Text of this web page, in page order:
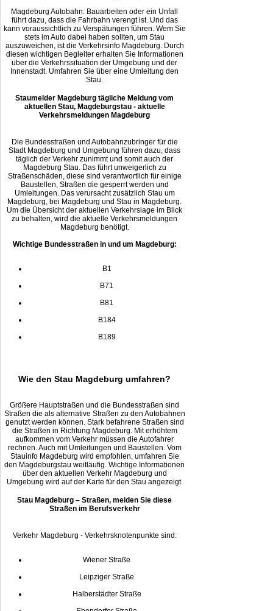
Magdeburg Autobahn: Bauarbeiten oder ein Unfall
führt dazu, dass die Fahrbahn verengt ist. Und das
kann voraussichtlich zu Verspätungen führen. Wem Sie
stets im Auto dabei haben sollten, um Stau
auszuweichen, ist die Verkehrsinfo Magdeburg. Durch
diesen wichtigen Begleiter erhalten Sie Informationen
über die Verkehrssituation der Umgebung und der
Innenstadt. Umfahren Sie über eine Umleitung den
Stau.
Staumelder Magdeburg tägliche Meldung vom
aktuellen Stau, Magdeburgstau - aktuelle
Verkehrsmeldungen Magdeburg
Die Bundesstraßen und Autobahnzubringer für die
Stadt Magdeburg und Umgebung führen dazu, dass
täglich der Verkehr zunimmt und somit auch der
Magdeburg Stau. Das führt unweigerlich zu
Straßenschäden, diese sind verantwortlich für einige
Baustellen, Straßen die gesperrt werden und
Umleitungen. Das verursacht zusätzlich Stau um
Magdeburg, bei Magdeburg und Stau in Magdeburg.
Um die Übersicht der aktuellen Verkehrslage im Blick
zu behalten, wird die aktuelle Verkehrsmeldungen
Magdeburg benötigt.
Wichtige Bundesstraßen in und um Magdeburg:
B1
B71
B81
B184
B189
Wie den Stau Magdeburg umfahren?
Größere Hauptstraßen und die Bundesstraßen sind
Straßen die als alternative Straßen zu den Autobahnen
genutzt werden können. Stark befahrene Straßen sind
die Straßen in Richtung Magdeburg. Mit erhöhtem
aufkommen vom Verkehr müssen die Autofahrer
rechnen. Auch mit Umleitungen und Baustellen. Vom
Stauinfo Magdeburg wird empfohlen, umfahren Sie
den Magdeburgstau weitläufig. Wichtige Informationen
über den aktuellen Verkehr Magdeburg und
Umgebung wird auf der Karte für den Stau angezeigt.
Stau Magdeburg – Straßen, meiden Sie diese
Straßen im Berufsverkehr
Verkehr Magdeburg - Verkehrsknotenpunkte sind:
Wiener Straße
Leipziger Straße
Halberstädter Straße